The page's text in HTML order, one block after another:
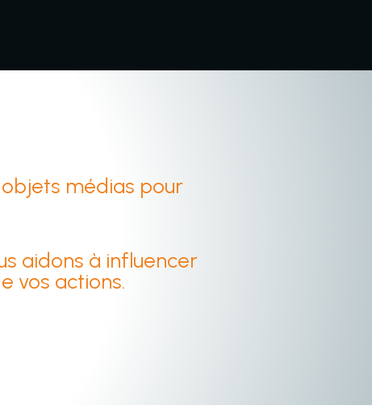
médias pour
aidons à influencer
vos actions.